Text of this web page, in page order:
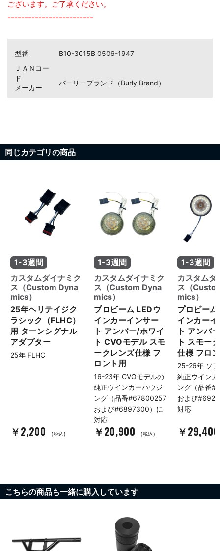
ございます。ご了承ください。
-------------------------
型番
B10-3015B 0506-1947
ＪＡＮコー
ド
メーカー
バーリーブランド（Burly Brand）
同じカテゴリの商品
1-3週間
カスタムダイナミク
ス（Custom Dyna
mics）
25年ヘリテイジク
ラシック（FLHC）
用 ターンシグナル
アダプター
25年 FLHC
￥2,200 (税込)
1-3週間
カスタムダイナミク
ス（Custom Dyna
mics）
プロビーム LEDウ
インカーインサー
ト アンバー/ホワイ
ト CVOモデル スモ
ークレンズ仕様 フ
ロント用
16-23年 CVOモデルの
純正ウインカーハウジ
ング（品番#67800257
および#6897300）に
対応
￥20,900 (税込)
1-3週間
カスタムダ
ス（
mics）
プロビー
インカー
ト アンバ
ト スモー
仕様 フロ
25-26年 ソ
純正ウイン
ング（品番
および
対応
￥
こちらの商品も一緒に購入しています